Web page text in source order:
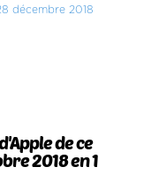
décembre 2018
de ce
2018 en 1